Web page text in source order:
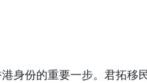
身份的重要一步。君拓移